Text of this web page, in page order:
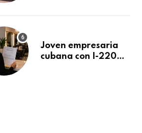
después de 15 años
Joven empresaria
cubana con I-220A